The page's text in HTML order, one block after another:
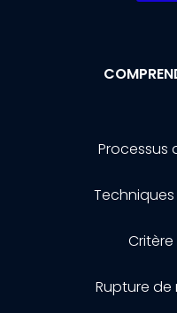
Processus
Rupture de